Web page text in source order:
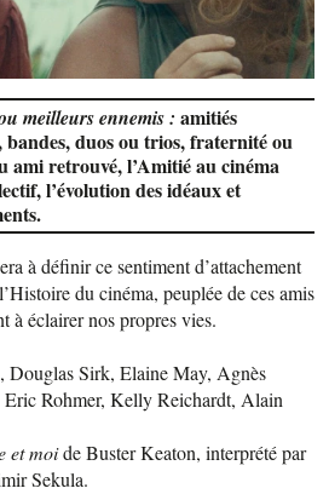
meilleurs ennemis : amitiés
bandes, duos ou trios, fraternité ou
ami retrouvé, l’Amitié au cinéma
l’évolution des idéaux et
à définir ce sentiment d’attachement
du cinéma, peuplée de ces amis
à éclairer nos propres vies.
Sirk, Elaine May, Agnès
Rohmer, Kelly Reichardt, Alain
et moide Buster Keaton, interprété par
Sekula.